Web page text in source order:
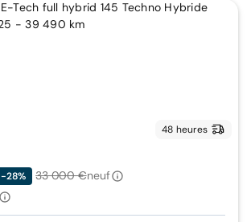
48 heures
-28% 33 000 €neuf